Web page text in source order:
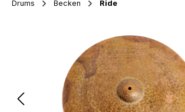
Drums Becken Ride
Bildergalerie überspringen